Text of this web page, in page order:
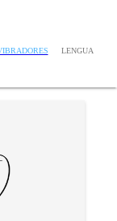
LENGUA